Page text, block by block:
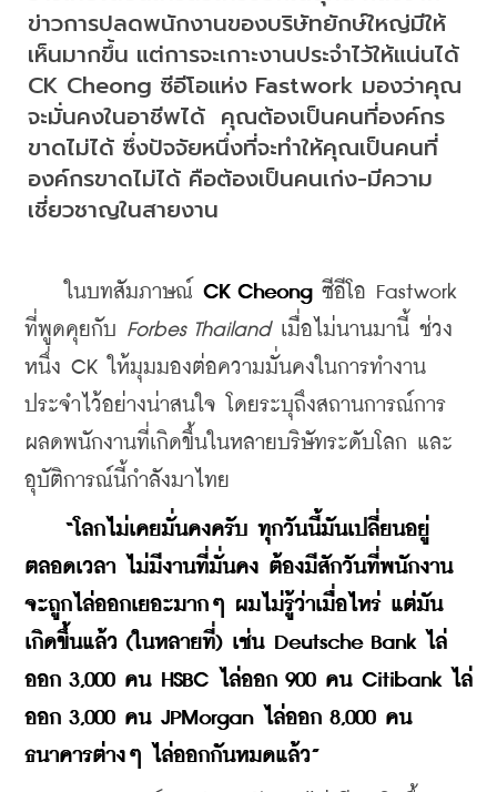
ข่าวการปลดพนักงานของบริษัทยักษ์ใหญ่มีให้
เห็นมากขึ้น แต่การจะเกาะงานประจำไว้ให้แน่นได้
CK Cheong ซีอีโอแห่ง Fastwork มองว่าคุณ
จะมั่นคงในอาชีพได้  คุณต้องเป็นคนที่องค์กร
ขาดไม่ได้ ซึ่งปัจจัยหนึ่งที่จะทำให้คุณเป็นคนที่
องค์กรขาดไม่ได้ คือต้องเป็นคนเก่ง-มีความ
เชี่ยวชาญในสายงาน
ในบทสัมภาษณ์ CK Cheong ซีอีโอ Fastwork
ที่พูดคุยกับ Forbes Thailand เมื่อไม่นานมานี้ ช่วง
หนึ่ง CK ให้มุมมองต่อความมั่นคงในการทำงาน
ประจำไว้อย่างน่าสนใจ โดยระบุถึงสถานการณ์การ
ผลดพนักงานที่เกิดขึ้นในหลายบริษัทระดับโลก และ
อุบัติการณ์นี้กำลังมาไทย
“โลกไม่เคยมั่นคงครับ ทุกวันนี้มันเปลี่ยนอยู่
ตลอดเวลา ไม่มีงานที่มั่นคง ต้องมีสักวันที่พนักงาน
จะถูกไล่ออกเยอะมากๆ ผมไม่รู้ว่าเมื่อไหร่ แต่มัน
เกิดขึ้นแล้ว (ในหลายที่) เช่น Deutsche Bank ไล่
ออก 3,000 คน HSBC ไล่ออก 900 คน Citibank ไล่
ออก 3,000 คน JPMorgan ไล่ออก 8,000 คน
ธนาคารต่างๆ ไล่ออกกันหมดแล้ว”